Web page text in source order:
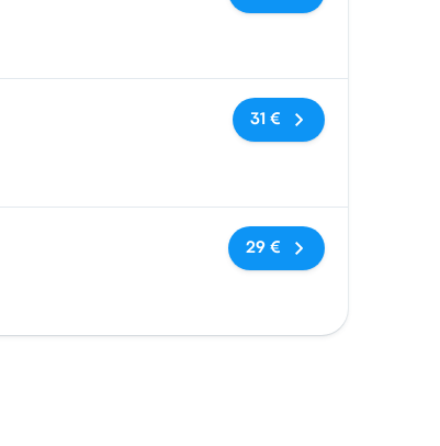
Keine Tags
31 €
Keine Tags
29 €